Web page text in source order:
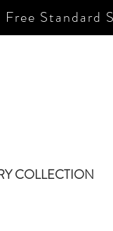
Free Standard
COLLECTION